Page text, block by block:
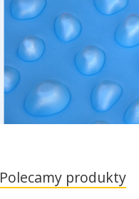
Polecamy produkty